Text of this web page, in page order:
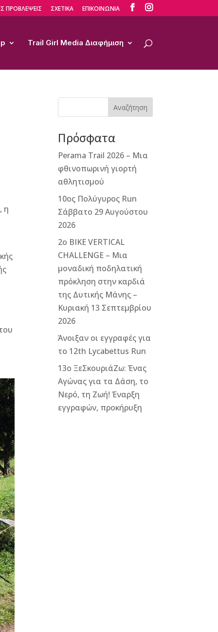
ΠΡΟΒΛΕΨΕΙΣ ΣΧΕΤΙΚΑ ΕΠΙΚΟΙΝΩΝΙΑ  
Trail Girl Media Διαφήμιση
η
Αναζήτηση
Πρόσφατα
Perama Trail 2026 – Μια
φθινοπωρινή γιορτή
αθλητισμού
10ος Πολύγυρος Run
Σάββατο 29 Αυγούστου
2026
2ο ΒΙΚΕ VERTICAL
CHALLENGE – Μια
μοναδική ποδηλατική
πρόκληση στην καρδιά
της Δυτικής Μάνης –
Κυριακή 13 Σεπτεμβρίου
2026
Άνοιξαν οι εγγραφές για
το 12th Lycabettus Run
13ο ΞεΣκουριάΖω: Ένας
Αγώνας για τα Δάση, το
Νερό, τη Ζωή! Έναρξη
εγγραφών, προκήρυξη